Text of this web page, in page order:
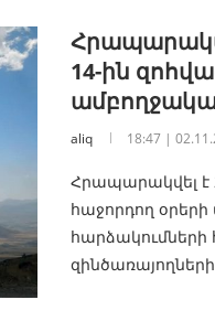
14-ին
aliq 18:47 |
Հրապարակվել է
հաջորդող
հարձակումների